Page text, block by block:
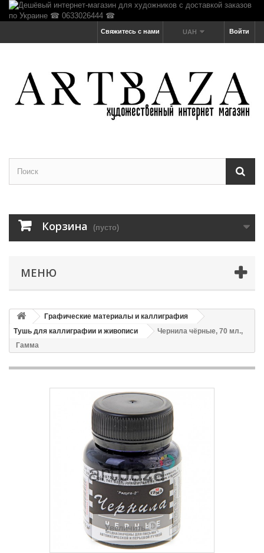
Войти
UAH
Свяжитесь с нами
Корзина (пусто)
МЕНЮ
Графические материалы и каллиграфия
Тушь для каллиграфии и живописи
Чернила чёрные, 70 мл.,
Гамма
Увеличить